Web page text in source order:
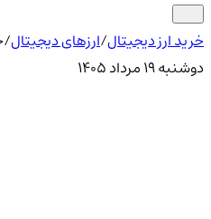
خرید ارز دیجیتال/ارزهای دیجیتال/
دوشنبه ۱۹ مرداد ۱۴۰۵